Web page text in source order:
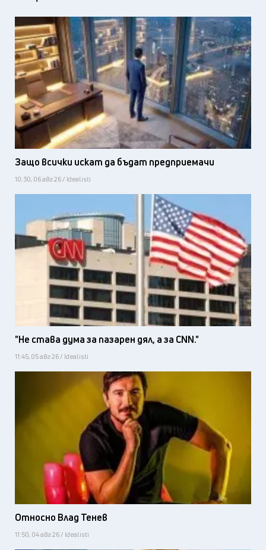
Защо всички искат да бъдат предприемачи
10:30, 06 авг 26 / Idealisti
"Не става дума за пазарен дял, а за CNN."
11:45, 05 авг 26 / Idealisti
Относно Влад Тенев
11:50, 04 авг 26 / Idealisti